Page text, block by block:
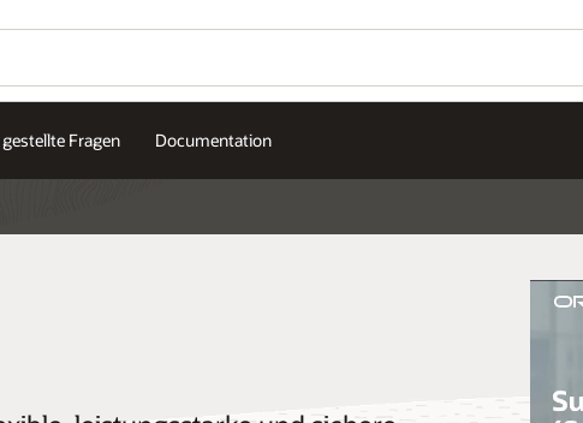
Fragen Documentation